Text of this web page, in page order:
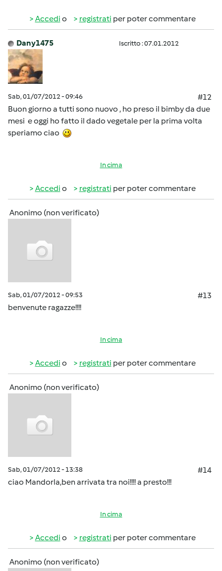
Accedi o registrati per poter commentare
Dany1475 Iscritto : 07.01.2012
Sab, 01/07/2012 - 09:46
#12
Buon giorno a tutti sono nuovo , ho preso il bimby da due
mesi e oggi ho fatto il dado vegetale per la prima volta
speriamo ciao
In cima
Accedi o registrati per poter commentare
Anonimo (non verificato)
Sab, 01/07/2012 - 09:53
#13
benvenute ragazze!!!!
In cima
Accedi o registrati per poter commentare
Anonimo (non verificato)
Sab, 01/07/2012 - 13:38
#14
ciao Mandorla,ben arrivata tra noi!!!! a presto!!!
In cima
Accedi o registrati per poter commentare
Anonimo (non verificato)